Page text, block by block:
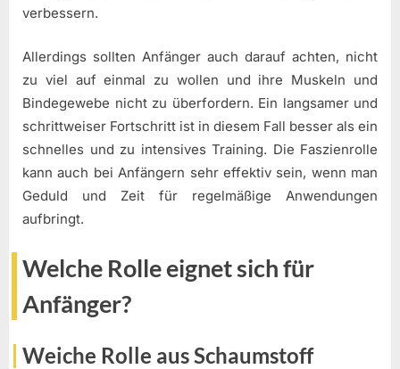
verbessern.
Allerdings sollten Anfänger auch darauf achten, nicht
zu viel auf einmal zu wollen und ihre Muskeln und
Bindegewebe nicht zu überfordern. Ein langsamer und
schrittweiser Fortschritt ist in diesem Fall besser als ein
schnelles und zu intensives Training. Die Faszienrolle
kann auch bei Anfängern sehr effektiv sein, wenn man
Geduld und Zeit für regelmäßige Anwendungen
aufbringt.
Welche Rolle eignet sich für
Anfänger?
Weiche Rolle aus Schaumstoff